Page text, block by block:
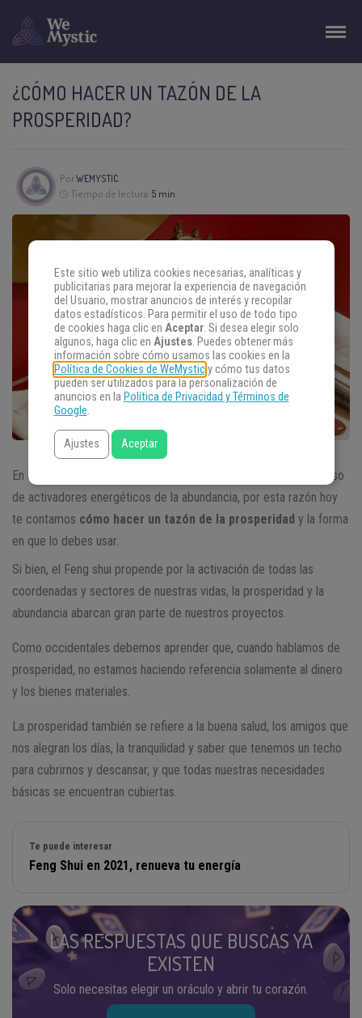
¿CÓMO HACER UN TAZÓN DE LA
PROSPERIDAD?
PorWEMYSTIC
Tiempo de lectura: 5 min
En la práctica del Feng shui cada vez se vuelve más común el uso
de activadores energéticos de la abundancia, por esta razón hoy
te contamos cómo hacer un tazón de la prosperidad y la forma
en que lo debes usar.
Si bien, el Feng shui propende por la activación de todas las
coordenadas y sectores de nuestras vidas, la prosperidad y la
abundancia abarcan gran parte de nuestros proyectos.
Como occidentales debemos aprender que, cuando hablamos de
prosperidad, no estamos haciendo referencia solamente al dinero
y los bienes materiales.
La prosperidad también se refiere a la buena salud, los amigos que
nos alegran los días, la tranquilidad y saber que tenemos un techo
para cubrirnos y descansar, y que todas nuestras necesidades
básicas se encuentran cubiertas.
Te puede interesar
Feng Shui en 2021, renueva tu energía
LAS RESPUESTAS QUE BUSCAS YA
EXISTEN
Solo necesitas elegir un oráculo y abrir tu corazón.
Este sitio web utiliza cookies necesarias, analíticas y
publicitarias para mejorar la experiencia de navegación
del Usuario, mostrar anuncios de interés y recopilar
datos estadísticos. Para permitir el uso de todo tipo
de cookies haga clic en Aceptar. Si desea elegir solo
algunos, haga clic en Ajustes. Puedes obtener más
información sobre cómo usamos las cookies en la
Política de Cookies de WeMysticy cómo tus datos
pueden ser utilizados para la personalización de
anuncios en la Política de Privacidad y Términos de
Google.
Ajustes Aceptar